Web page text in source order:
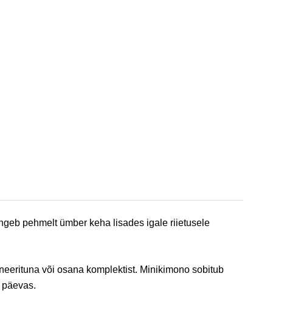
pehmelt ümber keha lisades igale riietusele
või osana komplektist. Minikimono sobitub